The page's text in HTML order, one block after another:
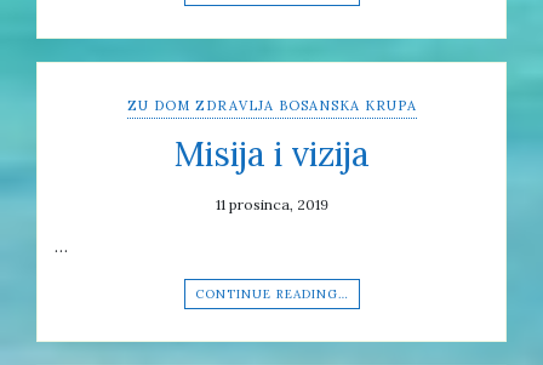
ZU DOM ZDRAVLJA BOSANSKA KRUPA
Misija i vizija
11 prosinca, 2019
…
CONTINUE READING…